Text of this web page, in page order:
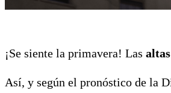
¡Se siente la primavera! Las
Así, y según el pronóstico de la